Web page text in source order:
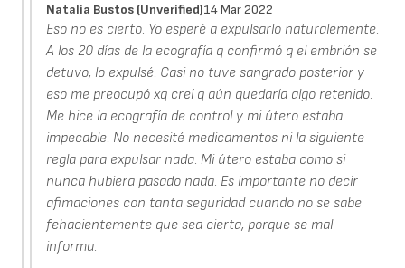
Natalia Bustos (unverified)14 Mar 2022
Eso no es cierto. Yo esperé a expulsarlo naturalemente.
A los 20 días de la ecografía q confirmó q el embrión se
detuvo, lo expulsé. Casi no tuve sangrado posterior y
eso me preocupó xq creí q aún quedaría algo retenido.
Me hice la ecografía de control y mi útero estaba
impecable. No necesité medicamentos ni la siguiente
regla para expulsar nada. Mi útero estaba como si
nunca hubiera pasado nada. Es importante no decir
afimaciones con tanta seguridad cuando no se sabe
fehacientemente que sea cierta, porque se mal
informa.